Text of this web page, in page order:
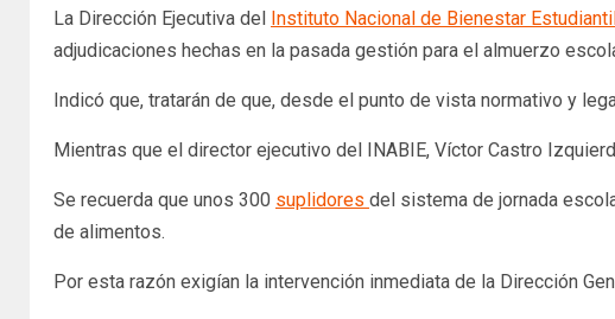
La Dirección Ejecutiva del Instituto Nacional de Bienestar
adjudicaciones hechas en la pasada gestión para el almuerzo
Indicó que, tratarán de que, desde el punto de vista normativo y
Mientras que el director ejecutivo del INABIE, Víctor Castro
Se recuerda que unos 300 suplidores del sistema de jornada
de alimentos.
Por esta razón exigían la intervención inmediata de la Dirección